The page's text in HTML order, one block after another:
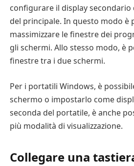
configurare il display secondario
del principale. In questo modo è
massimizzare le finestre dei
gli schermi. Allo stesso modo, è
finestre tra i due schermi.
Per i portatili Windows, è
schermo o impostarlo come
seconda del portatile, è anche
più modalità di visualizzazione.
Collegare una